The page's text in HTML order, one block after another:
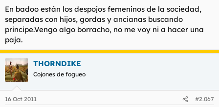
En badoo están los despojos femeninos de la sociedad,
separadas con hijos, gordas y ancianas buscando
principe.Vengo algo borracho, no me voy ni a hacer una
paja.
THORNDIKE
Cojones de fogueo
16 Oct 2011 #2.067